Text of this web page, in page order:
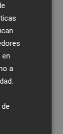
qué
al
ha
el
por
Román y
Chema
en
a
.